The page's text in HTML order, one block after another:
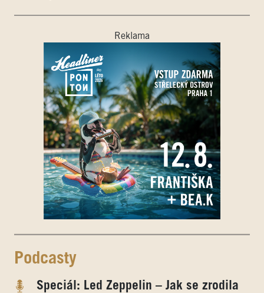
Reklama
Podcasty
Speciál: Led Zeppelin – Jak se zrodila